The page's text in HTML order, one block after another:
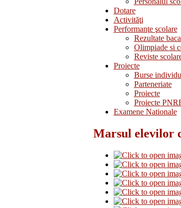
Dotare
Activităţi
Performanţe şcolare
Rezultate
Olimpiade si
Reviste
Proiecte
Burse
Parteneriate
Proiecte
Proiecte
Examene Nationale
Marsul elevilor